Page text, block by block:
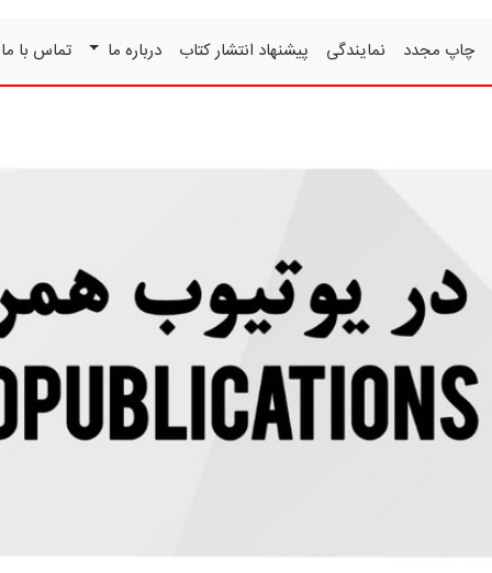
چاپ مجدد نمایندگی پیشنهاد انتشار کتاب درباره ما تماس با